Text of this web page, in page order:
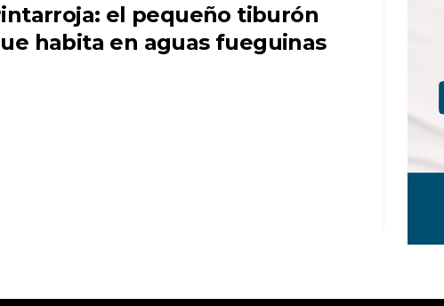
el pequeño tiburón
habita en aguas fueguinas